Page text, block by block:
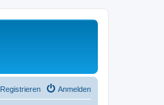
Anmelden
Registrieren